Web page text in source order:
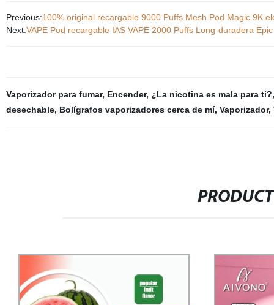
Previous:100% original recargable 9000 Puffs Mesh Pod Magic 9K
Next:VAPE Pod recargable IAS VAPE 2000 Puffs Long-duradera
Vaporizador para fumar, Encender, ¿La nicotina es mala para ti?
desechable, Bolígrafos vaporizadores cerca de mí, Vaporizador,